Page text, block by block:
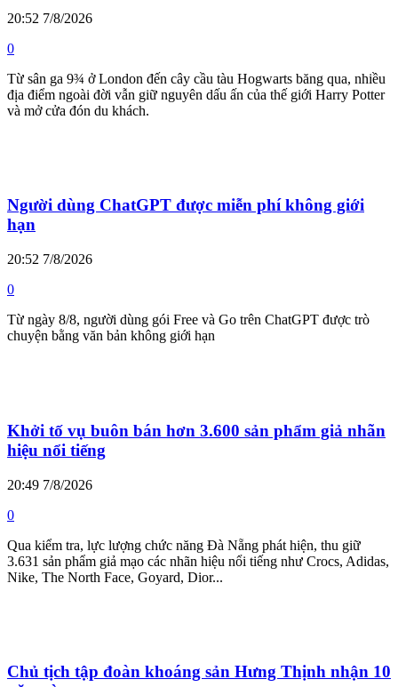
20:52 7/8/2026
0
Từ sân ga 9¾ ở London đến cây cầu tàu Hogwarts băng qua, nhiều
địa điểm ngoài đời vẫn giữ nguyên dấu ấn của thế giới Harry Potter
và mở cửa đón du khách.
Người dùng ChatGPT được miễn phí không giới
hạn
20:52 7/8/2026
0
Từ ngày 8/8, người dùng gói Free và Go trên ChatGPT được trò
chuyện bằng văn bản không giới hạn
Khởi tố vụ buôn bán hơn 3.600 sản phẩm giả nhãn
hiệu nổi tiếng
20:49 7/8/2026
0
Qua kiểm tra, lực lượng chức năng Đà Nẵng phát hiện, thu giữ
3.631 sản phẩm giả mạo các nhãn hiệu nổi tiếng như Crocs, Adidas,
Nike, The North Face, Goyard, Dior...
Chủ tịch tập đoàn khoáng sản Hưng Thịnh nhận 10